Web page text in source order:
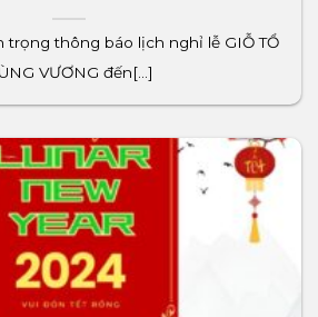
trọng thông báo lịch nghỉ lễ GIỖ TỔ
VƯƠNG đến[...]